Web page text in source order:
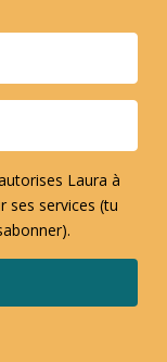
Laura à
ses services (tu